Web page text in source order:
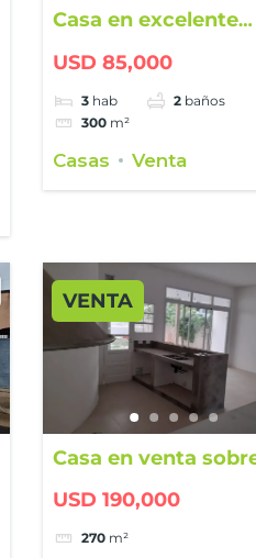
Casa en excelente
Belgrano
USD 85,000
3 hab 2 baños
300 m²
Casas Venta
VENTA
Casa en venta
USD 190,000
270 m²